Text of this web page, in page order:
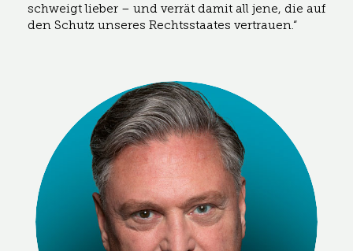
schweigt lieber – und verrät damit all jene, die auf
den Schutz unseres Rechtsstaates vertrauen.“